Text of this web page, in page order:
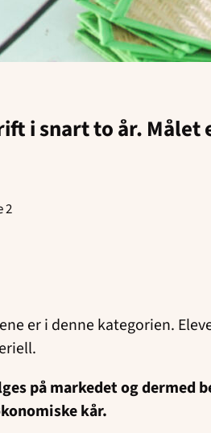
i snart to år. Målet
2
er i denne kategorien.
på markedet og
kår.